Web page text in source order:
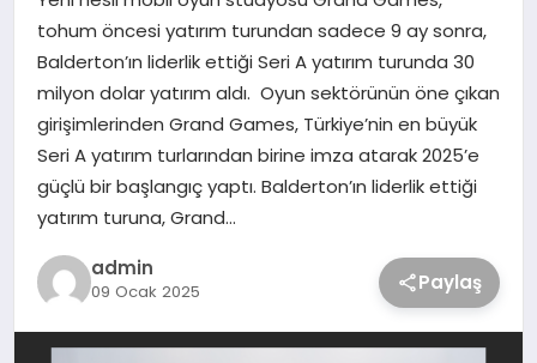
TEKNOLOJI
YAŞAM
tohum öncesi yatırım turundan sadece 9 ay sonra,
Balderton’ın liderlik ettiği Seri A yatırım turunda 30
milyon dolar yatırım aldı. Oyun sektörünün öne çıkan
girişimlerinden Grand Games, Türkiye’nin en büyük
Seri A yatırım turlarından birine imza atarak 2025’e
güçlü bir başlangıç yaptı. Balderton’ın liderlik ettiği
yatırım turuna, Grand…
admin
09 Ocak 2025 Paylaş